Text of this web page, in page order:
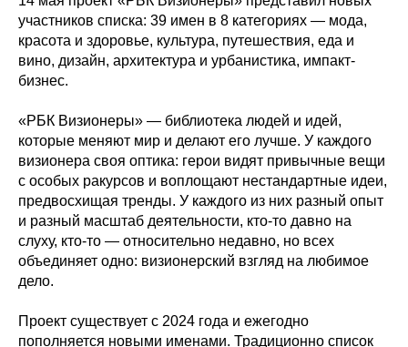
участников списка: 39 имен в 8 категориях — мода,
красота и здоровье, культура, путешествия, еда и
вино, дизайн, архитектура и урбанистика, импакт-
бизнес.
«РБК Визионеры» — библиотека людей и идей,
которые меняют мир и делают его лучше. У каждого
визионера своя оптика: герои видят привычные вещи
с особых ракурсов и воплощают нестандартные идеи,
предвосхищая тренды. У каждого из них разный опыт
и разный масштаб деятельности, кто-то давно на
слуху, кто‑то — относительно недавно, но всех
объединяет одно: визионерский взгляд на любимое
дело.
Проект существует с 2024 года и ежегодно
пополняется новыми именами. Традиционно список